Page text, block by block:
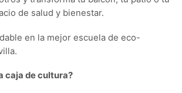
de salud y bienestar.
en la mejor escuela de eco-
caja de cultura?